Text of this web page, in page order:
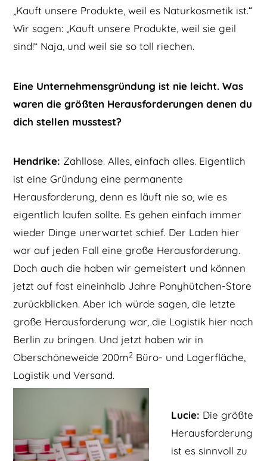
„Kauft unsere Produkte, weil es Naturkosmetik ist.“
Wir sagen: „Kauft unsere Produkte, weil sie geil
sind!“ Naja, und weil sie so toll riechen.
Eine Unternehmensgründung ist nie leicht. Was
waren die größten Herausforderungen denen du
dich stellen musstest?
Hendrike: Zahllose. Alles, einfach alles. Eigentlich
ist eine Gründung eine permanente
Herausforderung, denn es läuft nie so, wie es
eigentlich laufen sollte. Es gehen einfach immer
wieder Dinge unerwartet schief. Der Laden hier
war auf jeden Fall eine große Herausforderung.
Doch auch die haben wir gemeistert und können
jetzt auf fast eineinhalb Jahre Ponyhütchen-Store
zurückblicken. Aber ich würde sagen, die letzte
große Herausforderung war, die Logistik hier nach
Berlin zu bringen. Und jetzt haben wir in
Oberschöneweide 200m2 Büro- und Lagerfläche,
Logistik und Versand.
Lucie: Die größte
Herausforderung
ist es sinnvoll zu